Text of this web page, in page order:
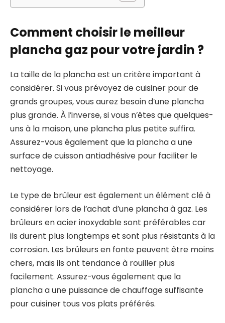
Comment choisir le meilleur
plancha gaz pour votre jardin ?
La taille de la plancha est un critère important à
considérer. Si vous prévoyez de cuisiner pour de
grands groupes, vous aurez besoin d’une plancha
plus grande. À l’inverse, si vous n’êtes que quelques-
uns à la maison, une plancha plus petite suffira.
Assurez-vous également que la plancha a une
surface de cuisson antiadhésive pour faciliter le
nettoyage.
Le type de brûleur est également un élément clé à
considérer lors de l’achat d’une plancha à gaz. Les
brûleurs en acier inoxydable sont préférables car
ils durent plus longtemps et sont plus résistants à la
corrosion. Les brûleurs en fonte peuvent être moins
chers, mais ils ont tendance à rouiller plus
facilement. Assurez-vous également que la
plancha a une puissance de chauffage suffisante
pour cuisiner tous vos plats préférés.